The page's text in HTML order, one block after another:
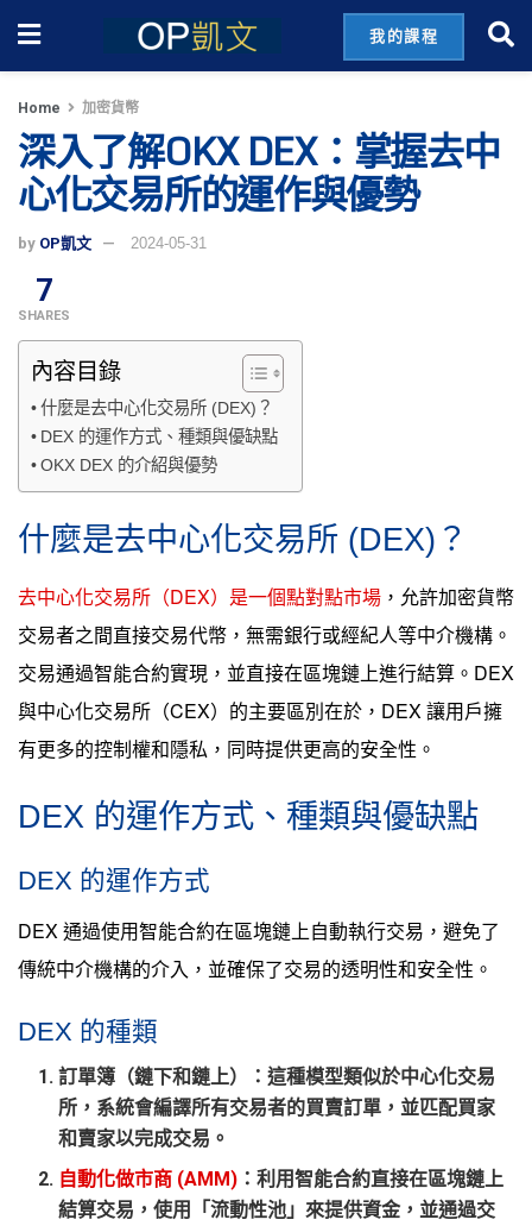
我的課程
Home 加密貨幣
深入了解OKX DEX：掌握去中
心化交易所的運作與優勢
by OP凱文 2024-05-31
7
SHARES
內容目錄
什麼是去中心化交易所 (DEX)？
DEX 的運作方式、種類與優缺點
OKX DEX 的介紹與優勢
什麼是去中心化交易所 (DEX)？
去中心化交易所（DEX）是一個點對點市場 ，允許加密貨幣
交易者之間直接交易代幣，無需銀行或經紀人等中介機構。
交易通過智能合約實現，並直接在區塊鏈上進行結算。DEX
與中心化交易所（CEX）的主要區別在於，DEX 讓用戶擁
有更多的控制權和隱私，同時提供更高的安全性。
DEX 的運作方式、種類與優缺點
DEX 的運作方式
DEX 通過使用智能合約在區塊鏈上自動執行交易，避免了
傳統中介機構的介入，並確保了交易的透明性和安全性。
DEX 的種類
訂單簿（鏈下和鏈上）
：這種模型類似於中心化交易
所，系統會編譯所有交易者的買賣訂單，並匹配買家
和賣家以完成交易。
自動化做市商 (AMM) ：利用智能合約直接在區塊鏈上
結算交易，使用「流動性池」來提供資金，並通過交